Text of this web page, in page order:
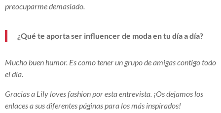
preocuparme demasiado.
¿Qué te aporta ser influencer de moda en tu día a día?
Mucho buen humor. Es como tener un grupo de amigas contigo todo
el día.
Gracias a Lily loves fashion por esta entrevista. ¡Os dejamos los
enlaces a sus diferentes páginas para los más inspirados!